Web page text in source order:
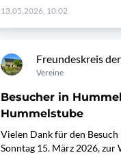
13.05.2026, 10:02
Freundeskreis
Vereine
Besucher in
Hummelstube
Vielen Dank für den
Sonntag 15. März 2026,